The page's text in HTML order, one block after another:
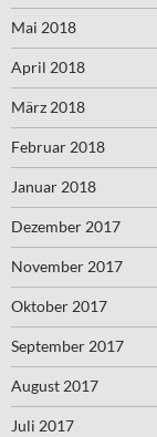
Mai 2018
April 2018
März 2018
Februar 2018
Januar 2018
Dezember 2017
November 2017
Oktober 2017
September 2017
August 2017
Juli 2017